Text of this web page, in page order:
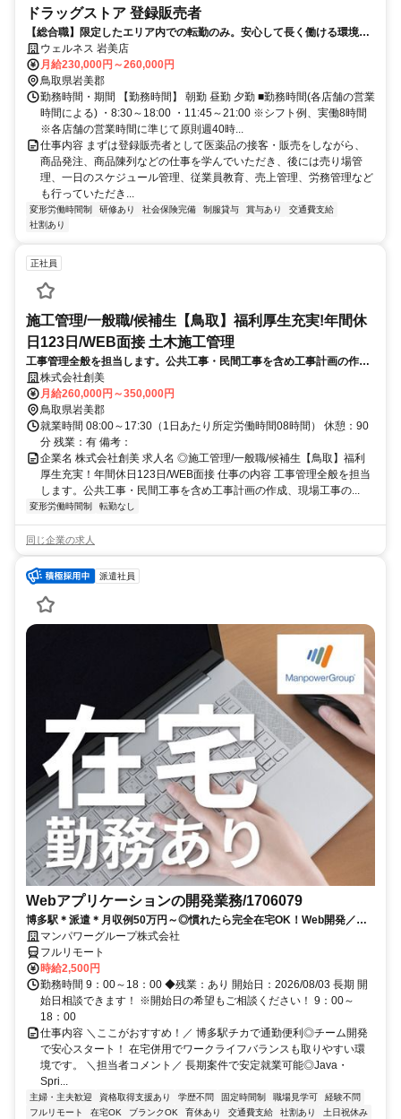
ドラッグストア 登録販売者
【総合職】限定したエリア内での転勤のみ。安心して長く働ける環境が
あります。
ウェルネス 岩美店
月給230,000円～260,000円
鳥取県岩美郡
勤務時間・期間 【勤務時間】 朝勤 昼勤 夕勤 ■勤務時間(各店舗の営業
時間による) ・8:30～18:00 ・11:45～21:00 ※シフト例、実働8時間
※各店舗の営業時間に準じて原則週40時...
仕事内容 まずは登録販売者として医薬品の接客・販売をしながら、
商品発注、商品陳列などの仕事を学んでいただき、後には売り場管
理、一日のスケジュール管理、従業員教育、売上管理、労務管理など
も行っていただき...
変形労働時間制 研修あり 社会保険完備 制服貸与 賞与あり
交通費支給
社割あり
正社員
施工管理/一般職/候補生【鳥取】福利厚生充実!年間休
日123日/WEB面接 土木施工管理
工事管理全般を担当します。公共工事・民間工事を含め工事計画の作
成、現場工事の監督、指揮、受注･入札･積算に関する業務などを行いま
す。 ※現場は主に鳥取県東部地区。現場へは基本、社用車で移動しま
す。
株式会社創美
月給260,000円～350,000円
鳥取県岩美郡
就業時間 08:00～17:30（1日あたり所定労働時間08時間） 休憩：90
分 残業：有 備考：
企業名 株式会社創美 求人名 ◎施工管理/一般職/候補生【鳥取】福利
厚生充実！年間休日123日/WEB面接 仕事の内容 工事管理全般を担当
します。公共工事・民間工事を含め工事計画の作成、現場工事の...
変形労働時間制 転勤なし
同じ企業の求人
派遣社員
Webアプリケーションの開発業務/1706079
博多駅＊派遣＊月収例50万円～◎慣れたら完全在宅OK！Web開発／
Java／在宅勤務あり／開始日：即日
マンパワーグループ株式会社
フルリモート
時給2,500円
勤務時間 9：00～18：00 ◆残業：あり 開始日：2026/08/03 長期 開
始日相談できます！ ※開始日の希望もご相談ください！ 9：00～
18：00
仕事内容 ＼ここがおすすめ！／ 博多駅チカで通勤便利◎チーム開発
で安心スタート！ 在宅併用でワークライフバランスも取りやすい環
境です。 ＼担当者コメント／ 長期案件で安定就業可能◎Java・
Spri...
主婦・主夫歓迎 資格取得支援あり 学歴不問 固定時間制 職場見学可
経験不問
フルリモート
在宅OK ブランクOK 育休あり 交通費支給 社割あり
土日祝休み